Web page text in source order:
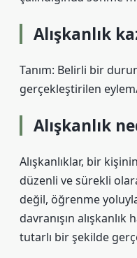
Alışkanlık
Tanım: Belirli bir
gerçekleştirilen
Alışkanlık
Alışkanlıklar, bir
düzenli ve sürekli
değil, öğrenme
davranışın
tutarlı bir şekilde